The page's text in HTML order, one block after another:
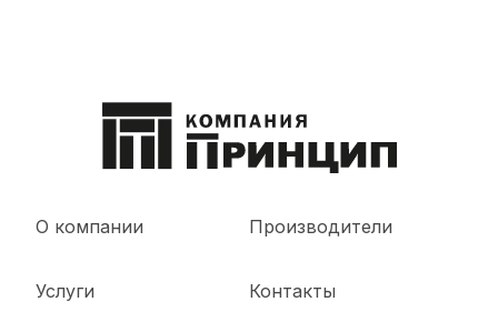
О компании
Услуги
Производители
Контакты